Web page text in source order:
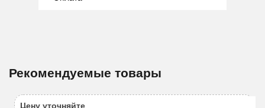
Рекомендуемые товары
Цену уточняйте